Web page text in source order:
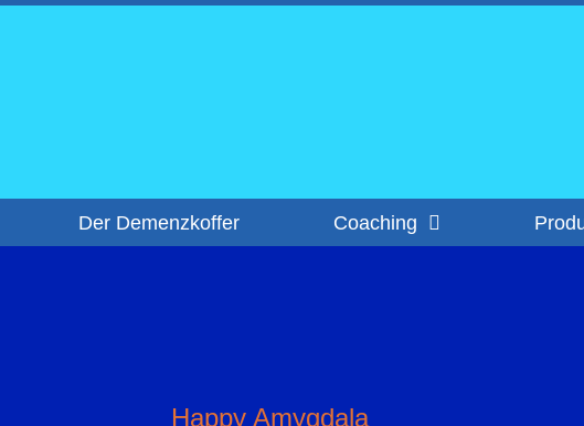
Der Demenzkoffer Coaching
Happy Amygdala